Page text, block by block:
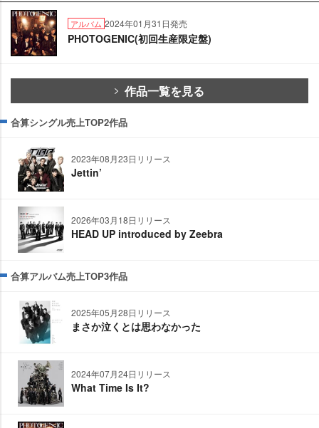
アルバム 2024年01月31日発売
PHOTOGENIC(初回生産限定盤)
作品一覧を見る
合算シングル売上TOP2作品
2023年08月23日リリース
Jettin’
2026年03月18日リリース
HEAD UP introduced by Zeebra
合算アルバム売上TOP3作品
2025年05月28日リリース
まさか泣くとは思わなかった
2024年07月24日リリース
What Time Is It?